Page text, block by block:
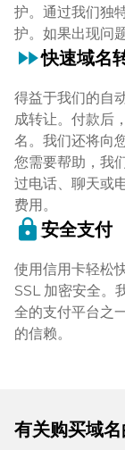
护。通过我们独
护。如果出现问
fast_forward快速域名
得益于我们的自
成转让。付款后
名。我们还将向
您需要帮助，我
过电话、聊天或
费用。
lock安全支付
使用信用卡轻松
SSL 加密安全。
全的支付平台之
的信赖。
有关购买域